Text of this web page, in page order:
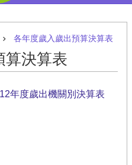
各年度歲入歲出預算決算表
算決算表
年度歲出機關別決算表